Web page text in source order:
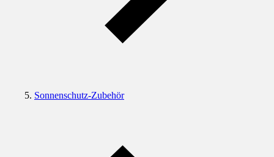
Sonnenschutz-Zubehör